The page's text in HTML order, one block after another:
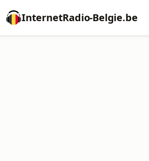
InternetRadio-Belgie.be